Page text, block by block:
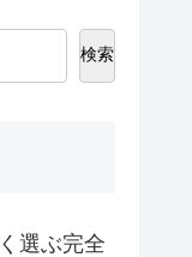
検索
選ぶ完全